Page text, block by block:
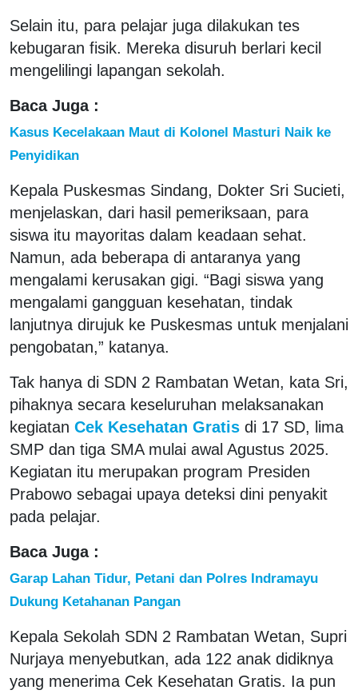
Selain itu, para pelajar juga dilakukan tes
kebugaran fisik. Mereka disuruh berlari kecil
mengelilingi lapangan sekolah.
Baca Juga :
Kasus Kecelakaan Maut di Kolonel Masturi Naik ke
Penyidikan
Kepala Puskesmas Sindang, Dokter Sri Sucieti,
menjelaskan, dari hasil pemeriksaan, para
siswa itu mayoritas dalam keadaan sehat.
Namun, ada beberapa di antaranya yang
mengalami kerusakan gigi. “Bagi siswa yang
mengalami gangguan kesehatan, tindak
lanjutnya dirujuk ke Puskesmas untuk menjalani
pengobatan,” katanya.
Tak hanya di SDN 2 Rambatan Wetan, kata Sri,
pihaknya secara keseluruhan melaksanakan
kegiatan Cek Kesehatan Gratis di 17 SD, lima
SMP dan tiga SMA mulai awal Agustus 2025.
Kegiatan itu merupakan program Presiden
Prabowo sebagai upaya deteksi dini penyakit
pada pelajar.
Baca Juga :
Garap Lahan Tidur, Petani dan Polres Indramayu
Dukung Ketahanan Pangan
Kepala Sekolah SDN 2 Rambatan Wetan, Supri
Nurjaya menyebutkan, ada 122 anak didiknya
yang menerima Cek Kesehatan Gratis. Ia pun